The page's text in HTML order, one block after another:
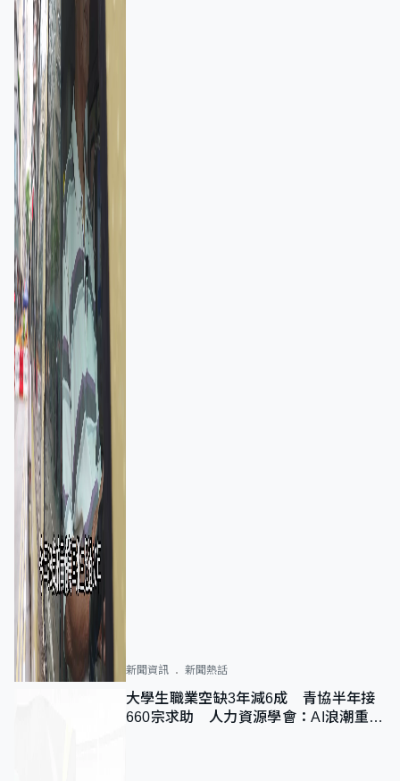
新聞資訊 新聞熱話
大學生職業空缺3年減6成 青協半年接
660宗求助 人力資源學會：AI浪潮重整